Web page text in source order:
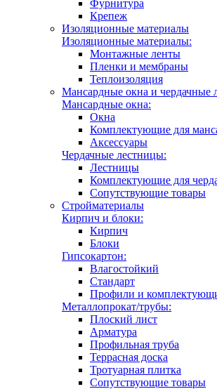
Фурнитура
Крепеж
Изоляционные материалы
Изоляционные материалы:
Монтажные ленты
Пленки и мембраны
Теплоизоляция
Мансардные окна и чердачные
Мансардные окна:
Окна
Комплектующие для
Аксессуары
Чердачные лестницы:
Лестницы
Комплектующие для
Сопутствующие товары
Стройматериалы
Кирпич и блоки:
Кирпич
Блоки
Гипсокартон:
Влагостойкий
Стандарт
Профили и
Металлопрокат/трубы:
Плоский лист
Арматура
Профильная труба
Террасная доска
Тротуарная плитка
Сопутствующие товары